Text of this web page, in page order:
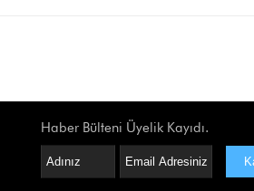
Haber Bülteni Üyelik Kayıdı.